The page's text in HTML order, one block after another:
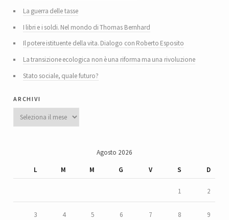
La guerra delle tasse
I libri e i soldi. Nel mondo di Thomas Bernhard
Il potere istituente della vita. Dialogo con Roberto Esposito
La transizione ecologica non è una riforma ma una rivoluzione
Stato sociale, quale futuro?
archivi
Archivi
Agosto 2026
L
M M G V S D
1 2
3 4 5 6 7 8 9